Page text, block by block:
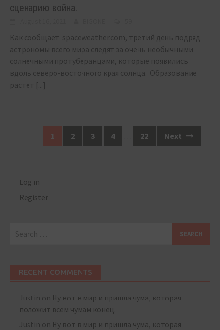
сценарию война.
Как сообщает spaceweather.com, третий день подряд
астрономы всего мира следят за очень необычными
солнечными протуберанцами, которые появились
вдоль северо-восточного края солнца. Образование
растет [...]
navigation
1 2 3 4 22 Next
Log in
Register
for:
RECENT COMMENTS
Justin on Ну вот в мир и пришла чума, которая
положит всем чумам конец.
Justin on Ну вот в мир и пришла чума, которая